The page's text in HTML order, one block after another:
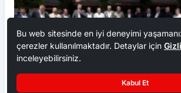
Bu web sitesinde en iyi deneyimi
çerezler kullanılmaktadır. Detaylar için
inceleyebilirsiniz.
Kabul Et